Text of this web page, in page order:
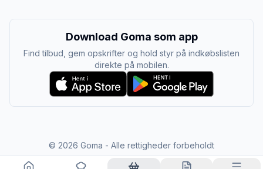
Download Goma som app
Find tilbud, gem opskrifter og hold styr på indkøbslisten
direkte på mobilen.
© 2026 Goma - Alle rettigheder forbeholdt